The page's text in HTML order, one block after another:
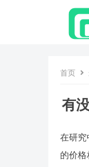
首页
有
在研究
的价